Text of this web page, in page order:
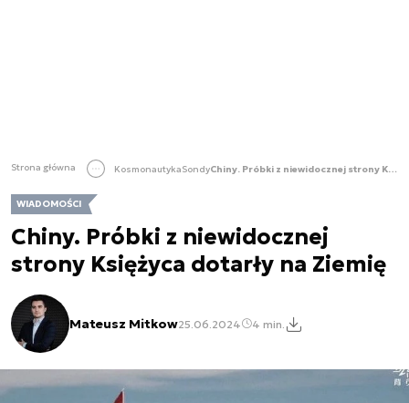
Strona główna KosmonautykaSondy Chiny. Próbki z niewidocznej strony Księżyca dotarły na Ziemię
WIADOMOŚCI
Chiny. Próbki z niewidocznej
strony Księżyca dotarły na Ziemię
Mateusz Mitkow25.06.2024 4 min.